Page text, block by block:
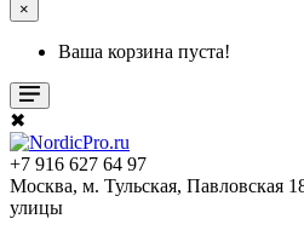
×
Ваша корзина пуста!
✖
+7 916 627 64 97
Москва, м. Тульская, Павловская
улицы